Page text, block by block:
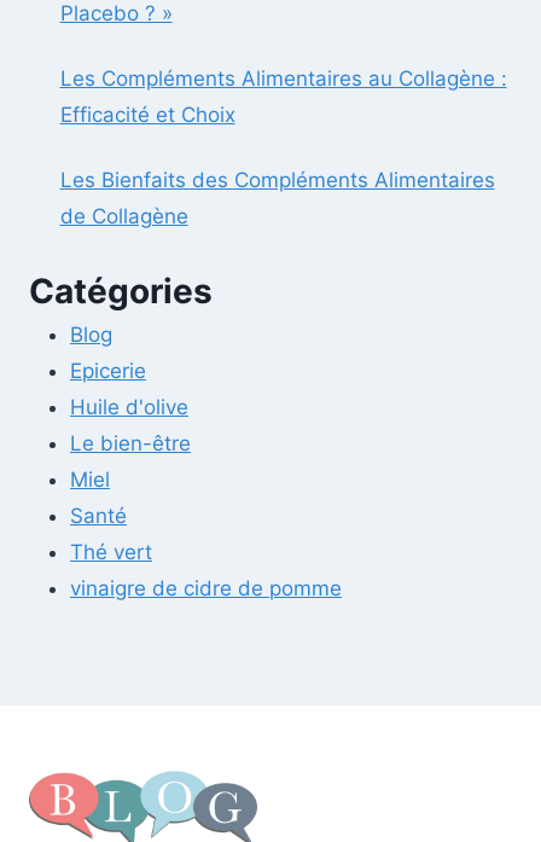
Placebo ? »
Les Compléments Alimentaires au Collagène :
Efficacité et Choix
Les Bienfaits des Compléments Alimentaires
de Collagène
Catégories
Blog
Epicerie
Huile d'olive
Le bien-être
Miel
Santé
Thé vert
vinaigre de cidre de pomme